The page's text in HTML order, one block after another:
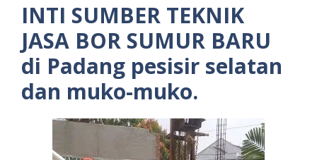
INTI SUMBER TEKNIK
JASA BOR SUMUR BARU
di Padang pesisir selatan
dan muko-muko.